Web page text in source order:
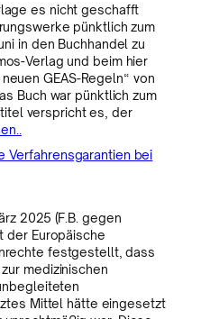
es nicht geschafft
pünktlich zum
in den Buchhandel zu
Verlag und beim hier
GEAS-Regeln“ von
Buch war pünktlich zum
verspricht es, der
Verfahrensgarantien bei
2025 (F.B. gegen
der Europäische
festgestellt, dass
medizinischen
Mittel hätte eingesetzt